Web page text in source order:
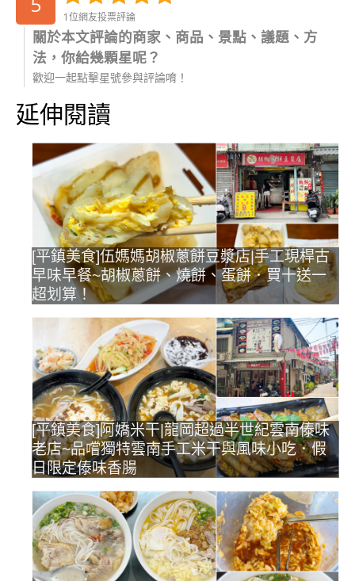
1位網友投票評論
關於本文評論的商家、商品、景點、議題、方
法，你給幾顆星呢？
歡迎一起點擊星號參與評論唷！
延伸閱讀
[平鎮美食]伍媽媽胡椒蔥餅豆漿店|手工現桿古
早味早餐~胡椒蔥餅、燒餅、蛋餅．買十送一
超划算！
[平鎮美食]阿嬌米干|龍岡超過半世紀雲南傣味
老店~品嚐獨特雲南手工米干與風味小吃．假
日限定傣味香腸